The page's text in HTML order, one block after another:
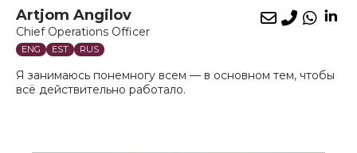
Artjom Angilov
Chief Operations Officer
ENG EST RUS
Я занимаюсь понемногу всем — в основном тем, чтобы
всё действительно работало.
E- Phone